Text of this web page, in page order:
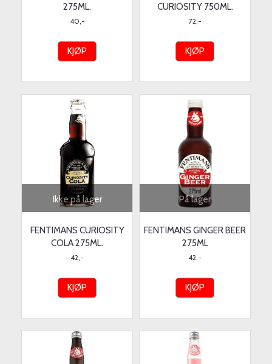
275ML.
40,-
KJØP
CURIOSITY 750ML.
72,-
KJØP
Ikke på lager
FENTIMANS CURIOSITY
COLA 275ML.
42,-
KJØP
På lager
FENTIMANS GINGER BEER
275ML
42,-
KJØP